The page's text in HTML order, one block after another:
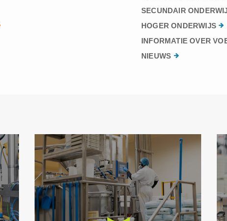
SECUNDAIR
HOGER ONDERWIJS
INFORMATIE OVER
NIEUWS